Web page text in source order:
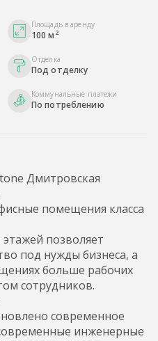
Площадь в аренду
100 м 2
Отделка
Под отделку
Коммунальные платежи
По потреблению
Дмитровская
помещения класса
позволяет
под нужды бизнеса, а
больше рабочих
сотрудников.
современное
инженерные